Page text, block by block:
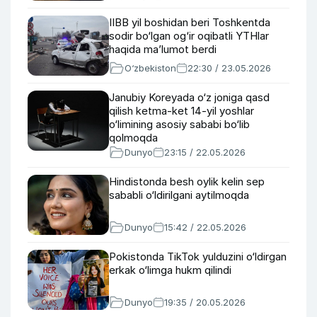
IIBB yil boshidan beri Toshkentda
sodir bo‘lgan og‘ir oqibatli YTHlar
haqida ma’lumot berdi
O‘zbekiston 22:30 / 23.05.2026
Janubiy Koreyada o‘z joniga qasd
qilish ketma-ket 14-yil yoshlar
o‘limining asosiy sababi bo‘lib
qolmoqda
Dunyo 23:15 / 22.05.2026
Hindistonda besh oylik kelin sep
sababli o‘ldirilgani aytilmoqda
Dunyo 15:42 / 22.05.2026
Pokistonda TikTok yulduzini o‘ldirgan
erkak o‘limga hukm qilindi
Dunyo 19:35 / 20.05.2026